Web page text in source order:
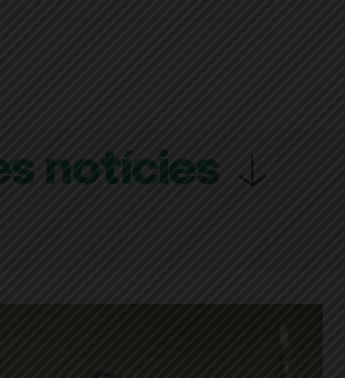
notícies